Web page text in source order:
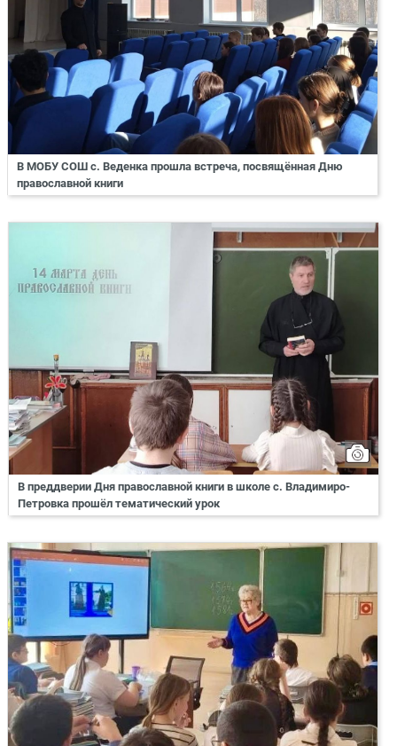
В МОБУ СОШ с. Веденка прошла встреча, посвящённая Дню
православной книги
В преддверии Дня православной книги в школе с. Владимиро-
Петровка прошёл тематический урок